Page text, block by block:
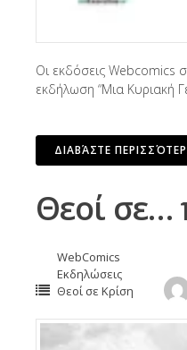
Οι εκδόσεις Webcomics
εκδήλωση “Μια Κυριακή
ΔΙΑΒΆΣΤΕ
Θεοί σε…
WebComics
Εκδηλώσεις
Θεοί σε Κρίση